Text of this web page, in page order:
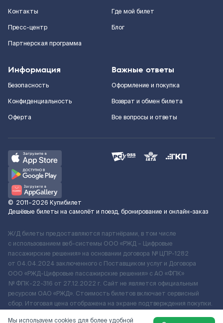
Контакты
Пресс-центр
Партнерская программа
Где мой билет
Блог
Информация
Безопасность
Конфиденциальность
Оферта
Важные ответы
Оформление и покупка
Возврат и обмен билета
Все вопросы и ответы
© 2011–2026 Купибилет
Дешёвые билеты на самолёт и поезд, бронирование и онлайн-заказ
Ж/Д билеты предоставляются партнёрами, в том числе
с использованием веб-системы ООО «РЖД – Цифровые
пассажирские решения» на основании договора № ЦПР-1282
от 04.04.2024 заключенного с Поставщиком услуг и Договора
ООО «РЖД-Цифровые пассажирские решения» c АО «ФПК»
№ ФПК-22-316 от 27.12.2022 г. Сайт не является официальным
ресурсом ОАО «РЖД». Стоимость билетов включает сервисный
сбор. Итоговая цена отображена на экране подтверждения покупки.
Мы используем cookies для более удобной